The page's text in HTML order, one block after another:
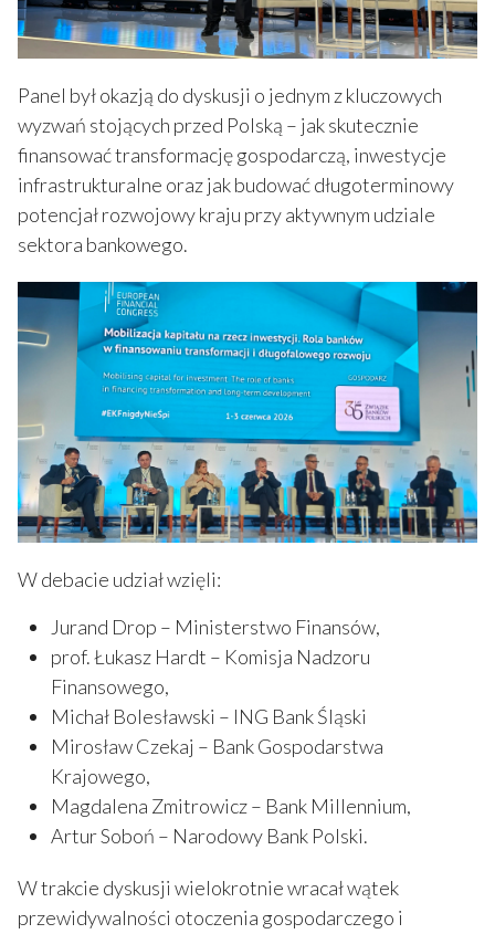
Panel był okazją do dyskusji o jednym z kluczowych
wyzwań stojących przed Polską – jak skutecznie
finansować transformację gospodarczą, inwestycje
infrastrukturalne oraz jak budować długoterminowy
potencjał rozwojowy kraju przy aktywnym udziale
sektora bankowego.
W debacie udział wzięli:
Jurand Drop – Ministerstwo Finansów,
prof. Łukasz Hardt – Komisja Nadzoru
Finansowego,
Michał Bolesławski – ING Bank Śląski
Mirosław Czekaj – Bank Gospodarstwa
Krajowego,
Magdalena Zmitrowicz – Bank Millennium,
Artur Soboń – Narodowy Bank Polski.
W trakcie dyskusji wielokrotnie wracał wątek
przewidywalności otoczenia gospodarczego i